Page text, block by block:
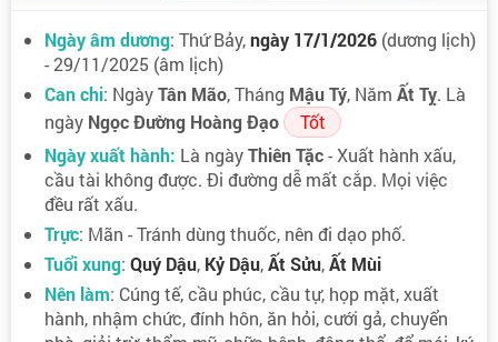
Ngày âm dương: Thứ Bảy,ngày 17/1/2026 (dương lịch)
- 29/11/2025 (âm lịch)
Can chi: NgàyTân Mão, Tháng Mậu Tý, Năm Ất Tỵ. Là
ngày Ngọc Đường Hoàng Đạo
Tốt
Ngày xuất hành: Là ngàyThiên Tặc- Xuất hành xấu,
cầu tài không được. Đi đường dễ mất cắp. Mọi việc
đều rất xấu.
Trực: Mãn - Tránh dùng thuốc, nên đi dạo phố.
Tuổi xung: Quý Dậu, Kỷ Dậu,Ất Sửu,Ất Mùi
Nên làm: Cúng tế, cầu phúc, cầu tự, họp mặt, xuất
hành, nhậm chức, đính hôn, ăn hỏi, cưới gả, chuyển